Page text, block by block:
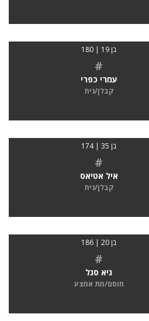
בן 19 | 180
#
עמרי כפרי
קבלן/נית
בן 35 | 174
#
איל אטיאס
קבלן/נית
בן 20 | 186
#
גיא סגל
חוסם/מת אמצע